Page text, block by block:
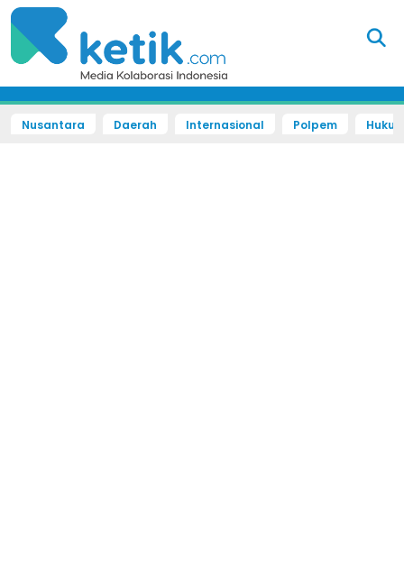
Nusantara Daerah Internasional Polpem